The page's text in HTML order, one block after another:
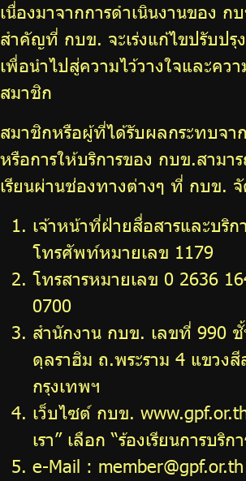
ไทย | Eng
เนื่องมาจากการดำเนินงานของ กบ
สำคัญที่ กบข. จะเร่งแก้ไขปรับปรุ
เพื่อนำไปสู่ความไว้วางใจและคว
สมาชิก
สมาชิกหรือผู้ที่ได้รับผลกระทบจา
หรือการให้บริการของ กบข.สามาร
เรียนผ่านช่องทางต่างๆ ที่ กบข.
เจ้าหน้าที่ฝ่ายสื่อสารและบริก
โทรศัพท์หมายเลข 1179
โทรสารหมายเลข 0 2636
0700
สำนักงาน กบข. เลขที่ 990
ดุลราฮิม ถ.พระราม 4 แขวงสี
กรุงเทพฯ
เว็บไซต์ กบข.
เรา” เลือก “ร้องเรียนการบริกา
e-Mail : member@gpf.or.th